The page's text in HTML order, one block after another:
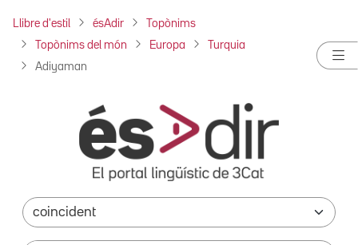
Llibre d'estil ésAdir Topònims
Topònims del món Europa Turquia
Adiyaman